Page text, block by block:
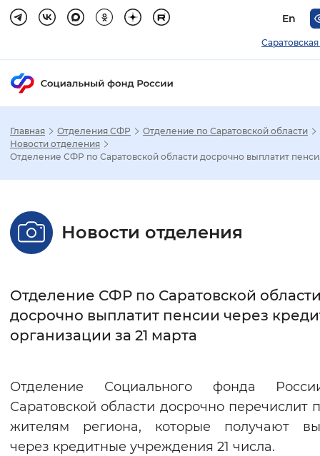
En
Настройка режима отображения
Стандартный Увеличенный
Интервал между буквами
Цвет сайта
Инверсивный
Главная Отделения СФР
Отделение по Саратовской области
Новости отделения
Отделение СФР по Саратовской области досрочно выплатит
Новости отделения
Отделение СФР по Саратовской
досрочно выплатит пенсии через
организации за 21 марта
Отделение Социального фонда
Саратовской области досрочно перечислит
жителям региона, которые получают
через кредитные учреждения 21 числа.